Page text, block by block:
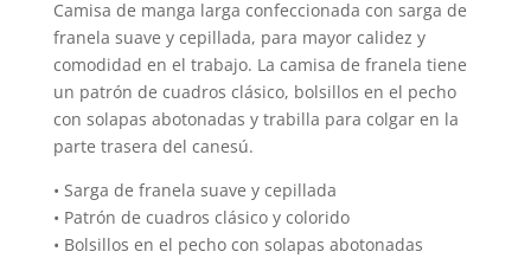
en
la
página
de
producto
Camisa de manga larga confeccionada con sarga de
franela suave y cepillada, para mayor calidez y
comodidad en el trabajo. La camisa de franela tiene
un patrón de cuadros clásico, bolsillos en el pecho
con solapas abotonadas y trabilla para colgar en la
parte trasera del canesú.
• Sarga de franela suave y cepillada
• Patrón de cuadros clásico y colorido
• Bolsillos en el pecho con solapas abotonadas